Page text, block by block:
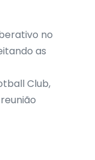
no
as
Club,